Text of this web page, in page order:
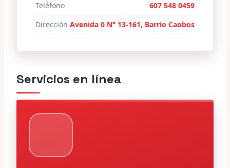
Teléfono
607 548 0459
Dirección Avenida 0 N° 13-161, Barrio Caobos
Servicios en línea